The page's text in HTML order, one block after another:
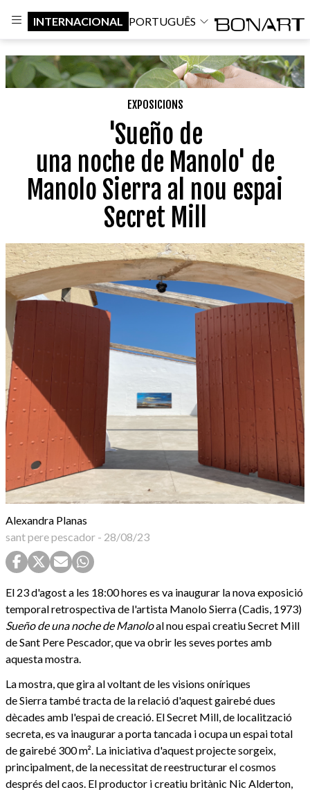
INTERNACIONAL PORTUGUÊS
EXPOSICIONS
'Sueño de
una noche de Manolo' de
Manolo Sierra al nou espai
Secret Mill
Alexandra Planas
sant pere pescador - 28/08/23
El 23 d'agost a les 18:00 hores es va inaugurar la nova exposició
temporal retrospectiva de l'artista Manolo Sierra (Cadis, 1973)
Sueño de una noche de Manoloal nou espai creatiu Secret Mill
de Sant Pere Pescador, que va obrir les seves portes amb
aquesta mostra.
La mostra, que gira al voltant de les visions oníriques
de Sierra també tracta de la relació d'aquest gairebé dues
dècades amb l'espai de creació. El Secret Mill, de localització
secreta, es va inaugurar a porta tancada i ocupa un espai total
de gairebé 300 m². La iniciativa d'aquest projecte sorgeix,
principalment, de la necessitat de reestructurar el cosmos
després del caos. El productor i creatiu britànic Nic Alderton,